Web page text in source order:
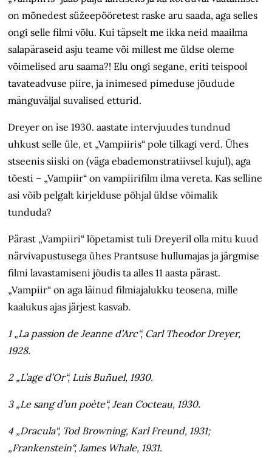
on mõnedest süžeepööretest raske aru saada, aga selles
ongi selle filmi võlu. Kui täpselt me ikka neid maailma
salapäraseid asju teame või millest me üldse oleme
võimelised aru saama?! Elu ongi segane, eriti teispool
tavateadvuse piire, ja inimesed pimeduse jõudude
mänguväljal suvalised etturid.
Dreyer on ise 1930. aastate intervjuudes tundnud
uhkust selle üle, et „Vampiiris“ pole tilkagi verd. Ühes
stseenis siiski on (väga ebademonstratiivsel kujul), aga
tõesti – „Vampiir“ on vampiirifilm ilma vereta. Kas selline
asi võib pelgalt kirjelduse põhjal üldse võimalik
tunduda?
Pärast „Vampiiri“ lõpetamist tuli Dreyeril olla mitu kuud
närvivapustusega ühes Prantsuse hullumajas ja järgmise
filmi lavastamiseni jõudis ta alles 11 aasta pärast.
„Vampiir“ on aga läinud filmiajalukku teosena, mille
kaalukus ajas järjest kasvab.
1 „La passion de Jeanne d’Arc“, Carl Theodor Dreyer,
1928.
2 „L’age d’Or“, Luis Buñuel, 1930.
3 „Le sang d’un poète“, Jean Cocteau, 1930.
4 „Dracula“, Tod Browning, Karl Freund, 1931;
„Frankenstein“, James Whale, 1931.